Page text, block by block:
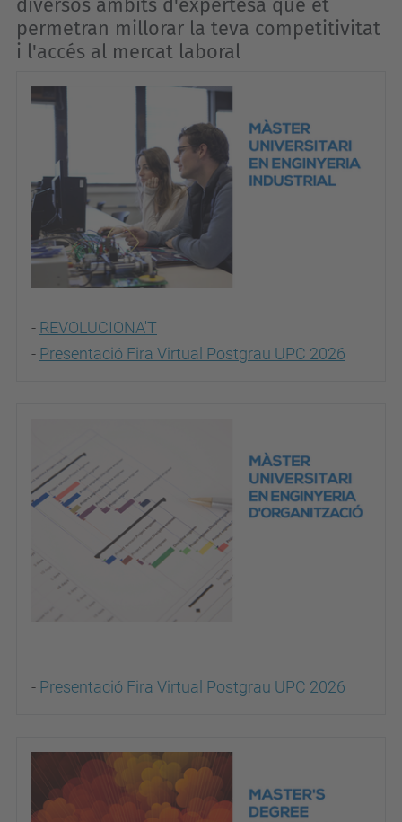
diversos àmbits d'expertesa que et
permetran millorar la teva competitivitat
i l'accés al mercat laboral
- REVOLUCIONA'T
- Presentació Fira Virtual Postgrau UPC 2026
- Presentació Fira Virtual Postgrau UPC 2026